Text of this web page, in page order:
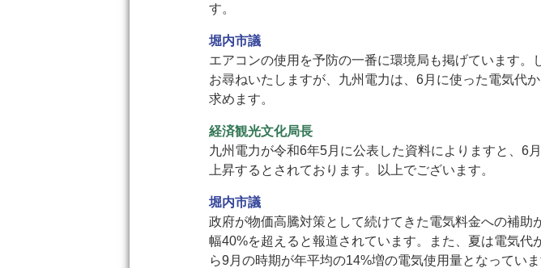
す。
堀内市議
エアコンの使用を予防の一番に環境局も掲げています。
お尋ねいたしますが、九州電力は、6月に使った電気代
求めます。
経済観光文化局長
九州電力が令和6年5月に公表した資料によりますと、6
上昇するとされております。以上でございます。
堀内市議
政府が物価高騰対策として続けてきた電気料金への補
幅40%を超えると報道されています。また、夏は電気
ら9月の時期が年平均の14%増の電気使用量となってい